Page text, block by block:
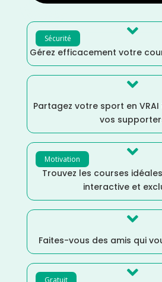
Sécurité 
Gérez efficacement votre

Partagez votre sport en
vos
Motivation 
Trouvez les courses
interactive et

Faites-vous des amis qui
